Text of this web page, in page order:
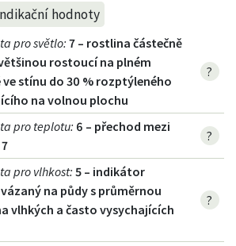
hodnoty
pro světlo: 7 – rostlina částečně
rostoucí na plném
stínu do 30 % rozptýleného
na volnou plochu
?
pro teplotu: 6 – přechod mezi
?
pro vlhkost: 5 – indikátor
na půdy s průměrnou
vlhkých a často vysychajících
?